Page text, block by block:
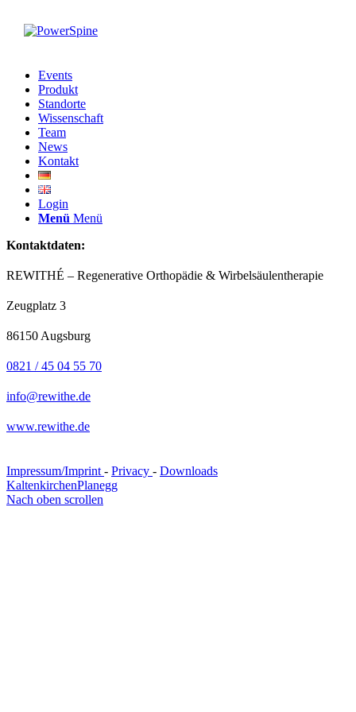
Events
Produkt
Standorte
Wissenschaft
Team
News
Kontakt
Login
Menü Menü
Kontaktdaten:
REWITHÉ – Regenerative Orthopädie & Wirbelsäulentherapie
Zeugplatz 3
86150 Augsburg
0821 / 45 04 55 70
info@rewithe.de
www.rewithe.de
Impressum/Imprint - Privacy - Downloads
KaltenkirchenPlanegg
Nach oben scrollen